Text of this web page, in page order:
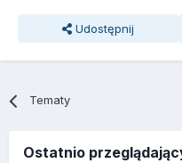
Udostępnij
Tematy
Ostatnio